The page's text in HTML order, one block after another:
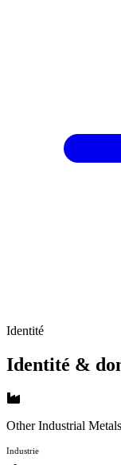
Identité
Identité &
Other Industrial
Industrie